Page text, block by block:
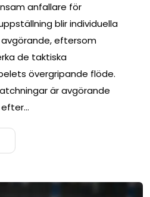
anfallare för
blir individuella
eftersom
de taktiska
övergripande flöde.
är avgörande